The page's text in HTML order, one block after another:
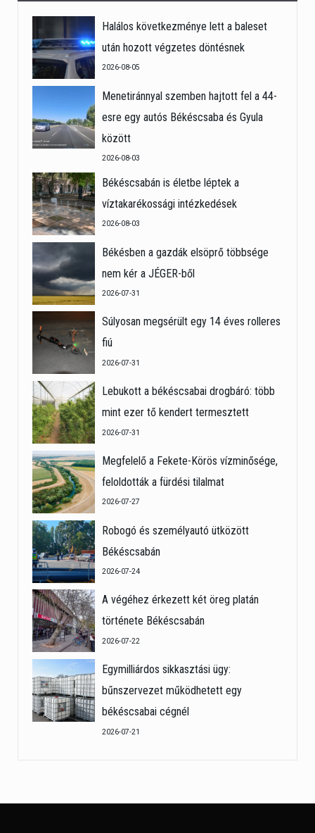
Halálos következménye lett a baleset
után hozott végzetes döntésnek
2026-08-05
Menetiránnyal szemben hajtott fel a 44-
esre egy autós Békéscsaba és Gyula
között
2026-08-03
Békéscsabán is életbe léptek a
víztakarékossági intézkedések
2026-08-03
Békésben a gazdák elsöprő többsége
nem kér a JÉGER-ből
2026-07-31
Súlyosan megsérült egy 14 éves rolleres
fiú
2026-07-31
Lebukott a békéscsabai drogbáró: több
mint ezer tő kendert termesztett
2026-07-31
Megfelelő a Fekete-Körös vízminősége,
feloldották a fürdési tilalmat
2026-07-27
Robogó és személyautó ütközött
Békéscsabán
2026-07-24
A végéhez érkezett két öreg platán
története Békéscsabán
2026-07-22
Egymilliárdos sikkasztási ügy:
bűnszervezet működhetett egy
békéscsabai cégnél
2026-07-21